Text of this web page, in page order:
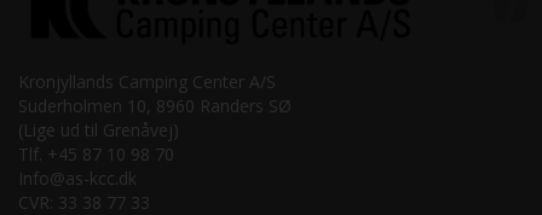
Kronjyllands Camping Center A/S
Suderholmen 10, 8960 Randers SØ
(Lige ud til Grenåvej)
Tlf. +45 87 10 98 70
Info@as-kcc.dk
CVR: 33 38 77 33